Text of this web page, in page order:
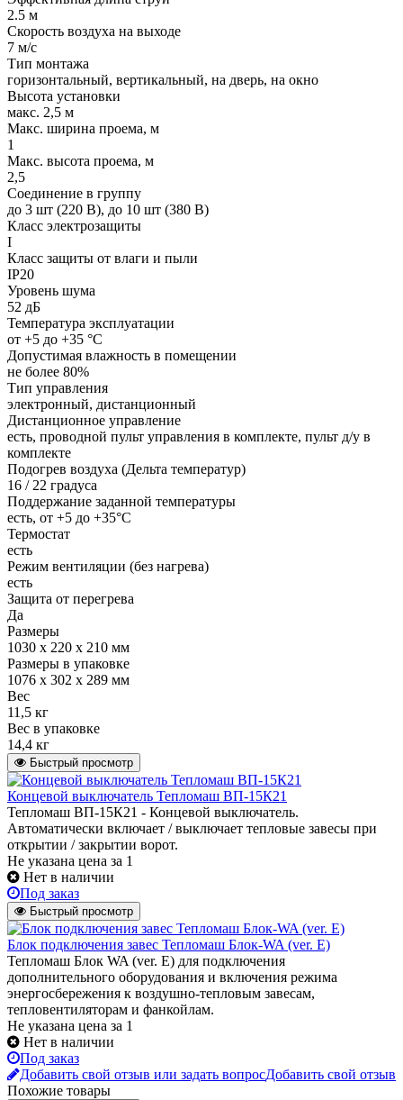
2.5 м
Скорость воздуха на выходе
7 м/с
Тип монтажа
горизонтальный, вертикальный, на дверь, на окно
Высота установки
макс. 2,5 м
Макс. ширина проема, м
1
Макс. высота проема, м
2,5
Соединение в группу
до 3 шт (220 В), до 10 шт (380 В)
Класс электрозащиты
I
Класс защиты от влаги и пыли
IP20
Уровень шума
52 дБ
Температура эксплуатации
от +5 до +35 °С
Допустимая влажность в помещении
не более 80%
Тип управления
электронный, дистанционный
Дистанционное управление
есть, проводной пульт управления в комплекте, пульт д/у в
комплекте
Подогрев воздуха (Дельта температур)
16 / 22 градуса
Поддержание заданной температуры
есть, от +5 до +35°С
Термостат
есть
Режим вентиляции (без нагрева)
есть
Защита от перегрева
Да
Размеры
1030 х 220 х 210 мм
Размеры в упаковке
1076 х 302 х 289 мм
Вес
11,5 кг
Вес в упаковке
14,4 кг
Быстрый просмотр
Концевой выключатель Тепломаш ВП-15К21
Тепломаш ВП-15К21 - Концевой выключатель.
Автоматически включает / выключает тепловые завесы при
открытии / закрытии ворот.
Не указана цена за 1
Нет в наличии
Под заказ
Быстрый просмотр
Блок подключения завес Тепломаш Блок-WA (ver. E)
Тепломаш Блок WA (ver. E) для подключения
дополнительного оборудования и включения режима
энергосбережения к воздушно-тепловым завесам,
тепловентиляторам и фанкойлам.
Не указана цена за 1
Нет в наличии
Под заказ
Добавить свой отзыв или задать вопросДобавить свой отзыв
Похожие товары